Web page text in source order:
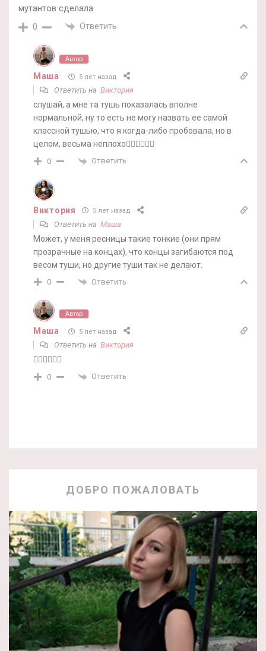
мутантов сделала
0 Ответить
Автор
Маша 5 лет назад
Ответить на Виктория
слушай, а мне та тушь показалась вполне
нормальной, ну то есть не могу назвать ее самой
классной тушью, что я когда-либо пробовала, но в
целом, весьма неплохо🤷‍♀️🤷‍♀️🤷‍♀️
0 Ответить
Виктория 5 лет назад
Ответить на Маша
Может, у меня ресницы такие тонкие (они прям
прозрачные на концах), что концы загибаются под
весом туши, но другие туши так не делают.
0 Ответить
Автор
Маша 5 лет назад
Ответить на Виктория
🤷‍♀️🤷‍♀️🤷‍♀️
0 Ответить
ДОБРО ПОЖАЛОВАТЬ